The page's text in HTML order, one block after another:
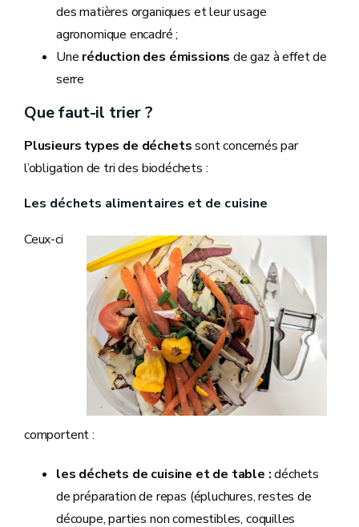
des matières organiques et leur usage
agronomique encadré ;
Une réduction des émissions de gaz à effet de
serre
Que faut-il trier ?
Plusieurs types de déchetssont concernés par
l’obligation de tri des biodéchets :
Les déchets alimentaires et de cuisine
Ceux-ci
comportent :
les déchets de cuisine et de table :déchets
de préparation de repas (épluchures, restes de
découpe, parties non comestibles, coquilles